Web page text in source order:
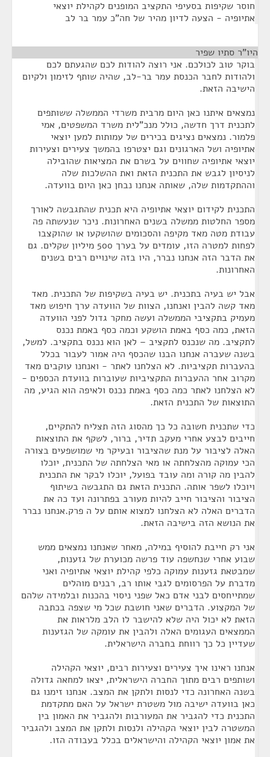
חוסר שקיפות בסעיפי התקציב המופנים לקהילת יוצאי
אתיופיה - הצעה לדיון מהיר של חה"כ עמר בר לב
היו"ר סתיו שפיר
בוקר טוב לכולכם. אני רוצה להודות לכם שהגעתם לכם
ולהודות לחבר הכנסת עמר בר-לב, שהיה שותף לזימון ולקיום
הישיבה הזאת.
נמצאים איתנו כאן היום מרבית משרדי הממשלה ששותפים
לתכנית דרך חדשה, כולל מנכ"לית משרד המשפטים, אמי
פלמור. נמצאים נציגים בכירים של עמותות למען יוצאי
אתיופיה ושל הארגונים וגם יצטרפו בהמשך צעירים וצעירות
יוצאי אתיופיה שחווים על בשרם את המציאות שהובילה
לניסיון לגבש את התכנית הזאת ואת ההשלכות שלה
וההתקדמות שלה, שאותה אנחנו נבחן כאן היום בוועדה.
התכנית לקידום יוצאי אתיופיה היא תכנית שהתגבשה לאורך
מספר החלטות ממשלה בשנים האחרונות. ניכר שנעשתה פה
עבודת מטה מאד מקיפה והסכומים שהושקעו או שהוקצבו
לפחות למטרה הזו, עומדים על בערך 500 מיליון שקלים. גם
את הדבר הזה אנחנו נברר, היו בזה שינויים רבים בשנים
האחרונות.
אבל יש בעיה בתכנית. יש בעיה בשקיפות של התכנית. מאד
מאד קשה להבין ואנחנו, הצוות של הוועדה ערך חיפוש מאד
מעמיק בתקציבי הממשלה ועשה מחקר גדול לפני הוועדה
הזאת, כמה כסף באמת הושקע וכמה כסף באמת נכנס
לתקציב. מה שנכנס לתקציב – לאן הוא נכנס בתקציב. למשל,
בשנה שעברה אנחנו הבנו שהכסף היה אמור לעבור בכלל
בהעברות תקציביות. לא הצלחנו לאתר - ואנחנו עוקבים מאד
מקרוב אחר ההעברות התקציביות שעוברות בוועדת הכספים -
לא הצלחנו לאתר כמה כסף באמת נכנס ולאיפה הוא הגיע, מה
התוצאות של התכנית הזאת.
כדי שתכנית חשובה כל כך מהסוג הזה תצליח להתקיים,
חייבים לבצע אחרי מעקב תדיר, ברור, לשקף את התוצאות
האלה לציבור על מנת שהציבור ובעיקר מי שמושפעים בצורה
הכי עמוקה מהצלחתה או מאי הצלחתה של התכנית, יוכלו
להבין מה קורה ומה עובד בפועל, יוכלו לבקר את התכנית
ויוכלו לשפר אותה. התכנית הזאת גם התגבשה בשיתוף
הציבור והציבור חייב להיות מעורב בפתרונה ועד כה את
הדברים האלה לא הצלחנו למצוא אותם על ה פרק.אנחנו נברר
את הנושא הזה בישיבה הזאת.
אני רק חייבת להוסיף במילה, מאחר שאנחנו נמצאים ממש
שבוע אחרי שנחשפה עוד פרשה מכוערת של גזענות,
שמבטאת גזענות עמוקה כלפי קהילת יוצאי אתיופיה ואני
מדברת על הפרסומים לגבי אותו רב, רבנים מוהלים
שמתייחסים לבני אדם כאל שפני ניסוי בהכנות ובלמידה שלהם
של המקצוע. הדברים שאני חושבת שכל מי שצפה בכתבה
הזאת לא יכול היה שלא להישבר לו הלב מלראות את
הממצאים העגומים האלה ולהבין את עומקה של הגזענות
שעדיין כל כך רווחת בחברה הישראלית.
אנחנו ראינו איך צעירים וצעירות רבים, יוצאי הקהילה
ושותפים רבים מתוך החברה הישראלית, יצאו למחאה גדולה
בשנה האחרונה כדי לנסות ולתקן את המצב. אנחנו זימנו גם
כאן בוועדה ישיבה מול משטרת ישראל על האם מתקדמת
התכנית כדי להגביר את המעורבות ולהגביר את האמון בין
המשטרה לבין יוצאי הקהילה ולנסות ולתקן את המצב ולהגביר
את אמון יוצאי הקהילה והישראלים בכלל בעבודה הזו.